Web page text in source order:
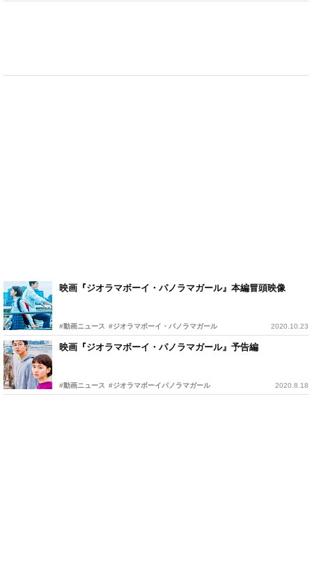
映画『ジオラマボーイ・パノラマガール』本編冒頭映像
#動画ニュース #ジオラマボーイ・パノラマガール 2020.10.23
映画『ジオラマボーイ・パノラマガール』予告編
#動画ニュース #ジオラマボーイパノラマガール 2020.8.18